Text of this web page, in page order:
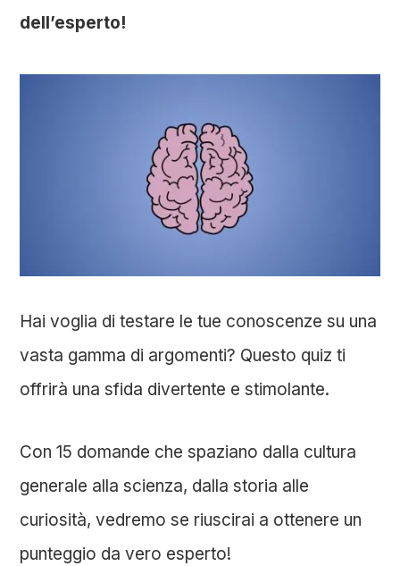
dell’esperto!
Hai voglia di testare le tue conoscenze su una
vasta gamma di argomenti? Questo quiz ti
offrirà una sfida divertente e stimolante.
Con 15 domande che spaziano dalla cultura
generale alla scienza, dalla storia alle
curiosità, vedremo se riuscirai a ottenere un
punteggio da vero esperto!